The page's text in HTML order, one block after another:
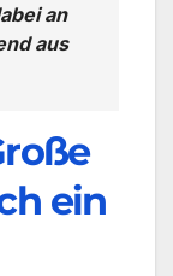
an
aus
ein